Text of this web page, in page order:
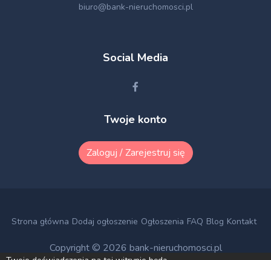
biuro@bank-nieruchomosci.pl
Social Media
Twoje konto
Zaloguj / Zarejestruj się
Strona główna Dodaj ogłoszenie Ogłoszenia FAQ Blog Kontakt
Copyright © 2026 bank-nieruchomosci.pl